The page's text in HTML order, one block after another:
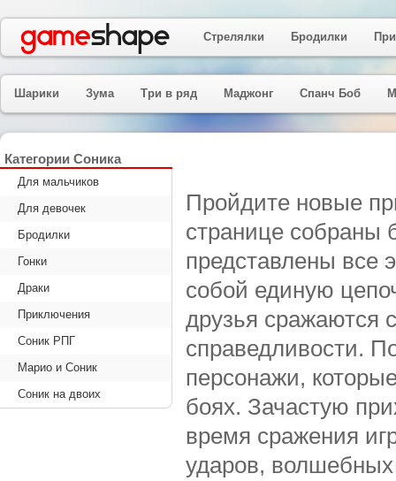
Пройдите новые
странице собраны
представлены все
собой единую
друзья сражаются
справедливости.
персонажи,
боях. Зачастую
время сражения
ударов,
Категории Соника
Для мальчиков
Для девочек
Бродилки
Гонки
Драки
Приключения
Соник РПГ
Марио и Соник
Соник на двоих
Стрелялки Бродилки
Шарики Зума Три в ряд Маджонг Спанч Боб